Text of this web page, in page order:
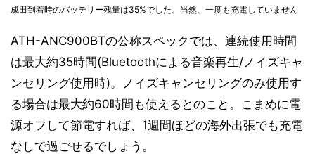
成田到着時のバッテリー残量は35%でした。当然、一度も充電していません
ATH-ANC900BTの公称スペックでは、連続使用時間
は最大約35時間(Bluetoothによる音楽再生/ノイズキャ
ンセリング使用時)。ノイズキャンセリングのみ使用す
る場合は最大約60時間も使えるとのこと。こまめに電
源オフして節電すれば、1週間ほどの海外出張でも充電
なしで過ごせるでしょう。